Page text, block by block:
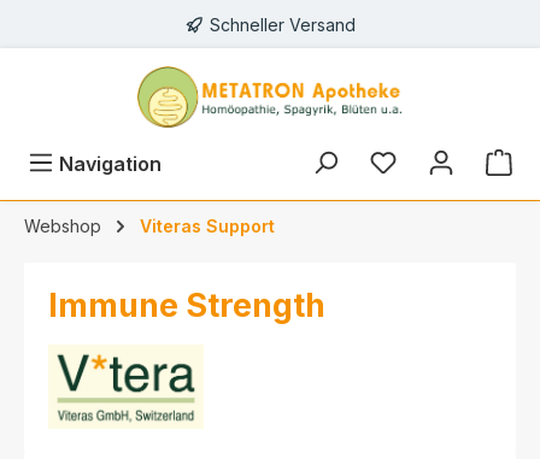
Schneller Versand
Navigation
Webshop Viteras Support
Immune Strength